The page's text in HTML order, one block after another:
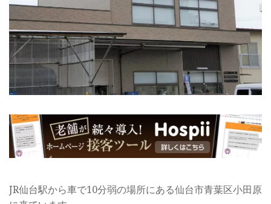
JR仙台駅から車で10分弱の場所にある仙台市青葉区小田原